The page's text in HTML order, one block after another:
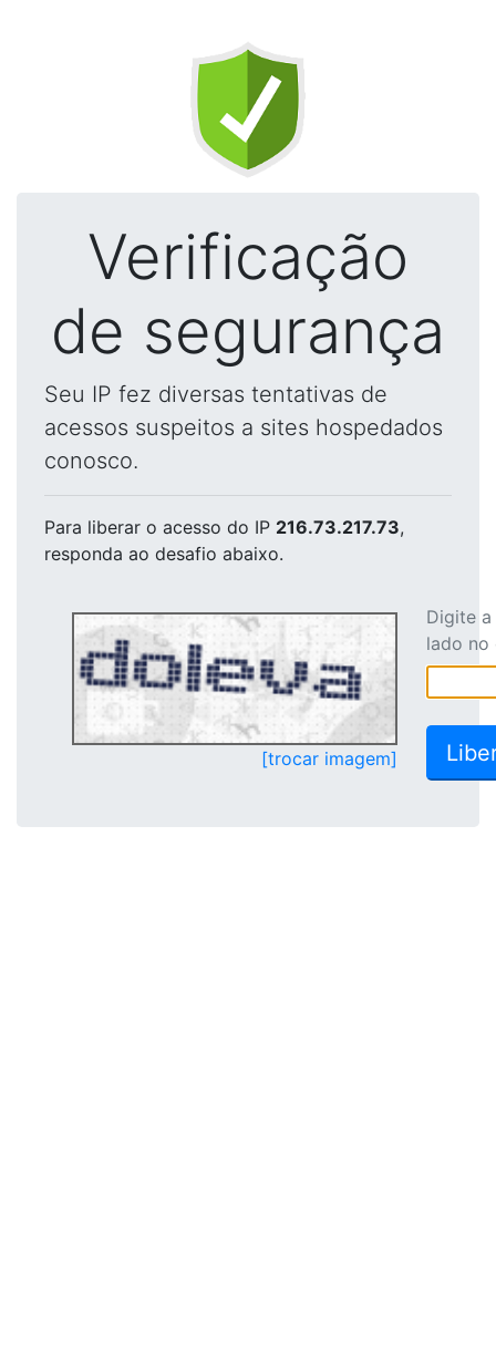
Verificação
de segurança
Seu IP fez diversas tentativas de
acessos suspeitos a sites hospedados
conosco.
Para liberar o acesso do IP 216.73.217.73,
responda ao desafio abaixo.
[trocar imagem]
Digite
lado no